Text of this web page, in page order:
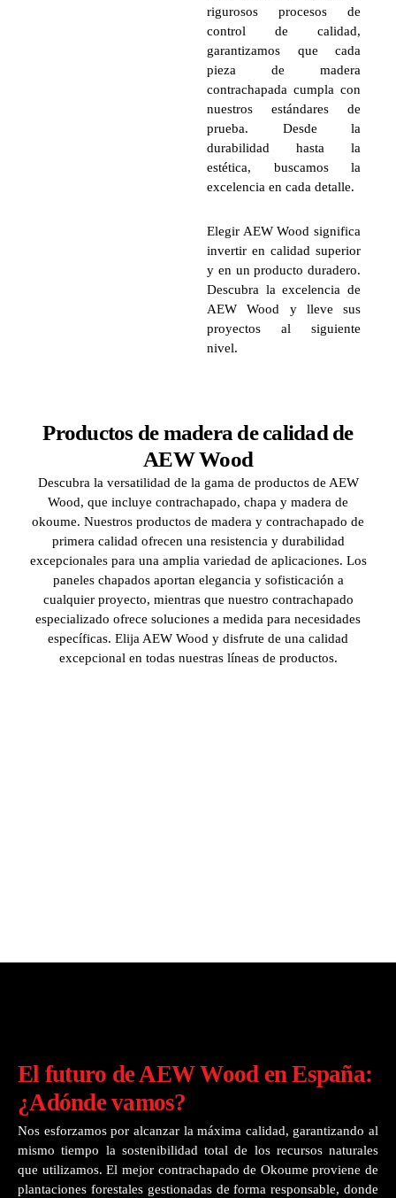
rigurosos procesos de
control de calidad,
garantizamos que cada
pieza de madera
contrachapada cumpla con
nuestros estándares de
prueba. Desde la
durabilidad hasta la
estética, buscamos la
excelencia en cada detalle.
Elegir AEW Wood significa
invertir en calidad superior
y en un producto duradero.
Descubra la excelencia de
AEW Wood y lleve sus
proyectos al siguiente
nivel.
Productos de madera de calidad de
AEW Wood
Descubra la versatilidad de la gama de productos de AEW
Wood, que incluye contrachapado, chapa y madera de
okoume. Nuestros productos de madera y contrachapado de
primera calidad ofrecen una resistencia y durabilidad
excepcionales para una amplia variedad de aplicaciones. Los
paneles chapados aportan elegancia y sofisticación a
cualquier proyecto, mientras que nuestro contrachapado
especializado ofrece soluciones a medida para necesidades
específicas. Elija AEW Wood y disfrute de una calidad
excepcional en todas nuestras líneas de productos.
El futuro de AEW Wood en España:
¿Adónde vamos?
Nos esforzamos por alcanzar la máxima calidad, garantizando al
mismo tiempo la sostenibilidad total de los recursos naturales
que utilizamos. El mejor contrachapado de Okoume proviene de
plantaciones forestales gestionadas de forma responsable, donde